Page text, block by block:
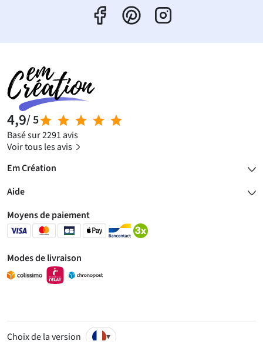
4,9/ 5
Basé sur 2291 avis
Voir tous les avis
Em Création
Aide
Moyens de paiement
Modes de livraison
Choix de la version ▾